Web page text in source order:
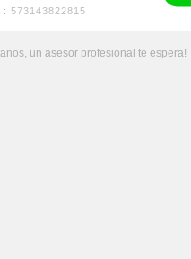
: 573143822815
un asesor profesional te espera!